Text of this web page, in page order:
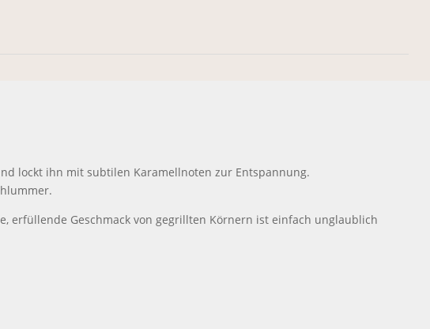
lockt ihn mit subtilen Karamellnoten zur Entspannung.
erfüllende Geschmack von gegrillten Körnern ist einfach unglaublich